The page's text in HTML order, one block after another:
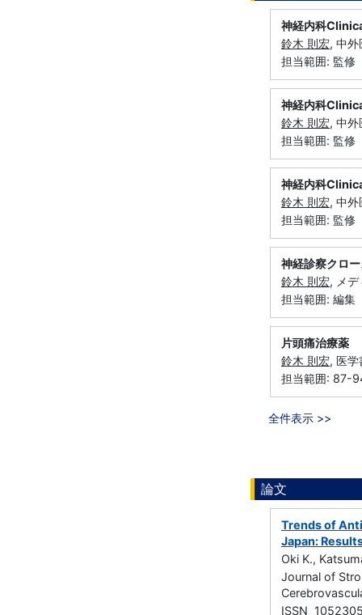
神経内科
鈴木 則宏, 中
担当範囲: 監修
神経内科
鈴木 則宏, 中
担当範囲: 監修
神経内科
鈴木 則宏, 中
担当範囲: 監修
神経診察クロ
鈴木 則宏, メ
担当範囲: 編集
片頭痛治療薬
鈴木 則宏, 医
担当範囲: 87-
全件表示 >>
論文
Trends of
Japan:
Oki K.,
Journal of
ISSN